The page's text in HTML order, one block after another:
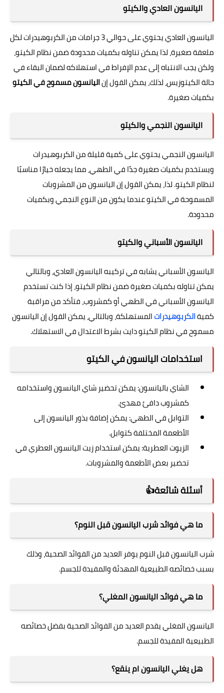
اليانسون العادي والكيتو
اليانسون العادي يحتوي على حوالي 3 جرامات من الكربوهيدرات لكل
ملعقة صغيرة، لذا يمكن تناوله بكميات محدودة ضمن نظام الكيتو،
ولكن يجب الانتباه إلى عدم الإفراط في استهلاكه لضمان البقاء في
حالة الكيتوزيس، لذلك، يمكن القول إناليانسون مسموح في الكيتو
بكميات صغيرة.
اليانسون النجمي والكيتو
اليانسون النجمي يحتوي على كمية قليلة من الكربوهيدرات
ويستخدم بكميات صغيرة جدًا في الطهي، مما يجعله خيارًا مناسبًا
لنظام الكيتو. لذا، يمكن القول إن اليانسون من المشروبات
المسموحة في الكيتو عندما يكون من النوع النجمي وبكميات
محدودة.
اليانسون الأسباني والكيتو
اليانسون الأسباني يشابه في تركيبه اليانسون العادي، وبالتالي
يمكن تناوله بكميات صغيرة ضمن نظام الكيتو، إذا كنت تستخدم
اليانسون الأسباني في الطهي أو كمشروب، فتأكد من مراقبة
كميةالكربوهيدراتالمستهلكة، وبالتالي، يمكن القول إن اليانسون
مسموح في نظام الكيتو دايت بشرط الاعتدال في الاستهلاك.
استخدامات اليانسون في الكيتو
الشاي باليانسون: يمكن تحضير شاي اليانسون واستخدامه
كمشروب دافئ مهدئ.
التوابل في الطهي: يمكن إضافة بذور اليانسون إلى
الأطعمة المختلفة كتوابل.
الزيوت العطرية: يمكن استخدام زيت اليانسون العطري في
تحضير بعض الأطعمة والمشروبات.
أسئلة شائعة👍
ما هي فوائد شرب اليانسون قبل النوم؟
شرب اليانسون قبل النوم يوفر العديد من الفوائد الصحية، وذلك
بسبب خصائصه الطبيعية المهدئة والمفيدة للجسم.
ما هي فوائد اليانسون المغلي؟
اليانسون المغلي يقدم العديد من الفوائد الصحية بفضل خصائصه
الطبيعية المفيدة للجسم.
هل يغلي اليانسون ام ينقع؟